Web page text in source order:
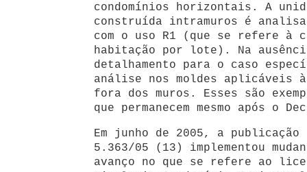
condomínios horizontais. A
construída intramuros é
com o uso R1 (que se refere à
habitação por lote). Na
detalhamento para o caso
análise nos moldes aplicáveis
fora dos muros. Esses são
que permanecem mesmo após o
Em junho de 2005, a publicação
5.363/05 (13) implementou
avanço no que se refere ao